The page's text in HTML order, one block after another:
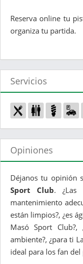
Reserva online tu
organiza tu partida.
Servicios
Opiniones
Déjanos tu opinión
Sport Club. ¿Las
mantenimiento
están limpios?, ¿es
Masó Sport
ambiente?, ¿para ti
ideal para los fan